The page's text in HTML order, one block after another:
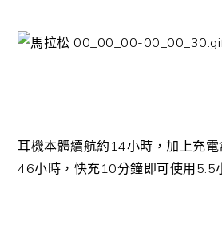
耳機本體續航約14小時，加上充
46小時，快充10分鐘即可使用5.5